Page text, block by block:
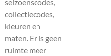
seizoenscodes,
collectiecodes,
kleuren en
maten. Er is geen
ruimte meer